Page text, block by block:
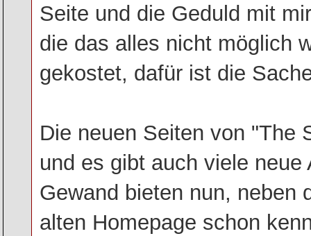
Seite und die Geduld mit
die das alles nicht möglich
gekostet, dafür ist die
Die neuen Seiten von "The
und es gibt auch viele
Gewand bieten nun, neben
alten Homepage schon